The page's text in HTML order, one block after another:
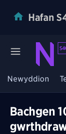
Hafan
Newyddion
Bachgen